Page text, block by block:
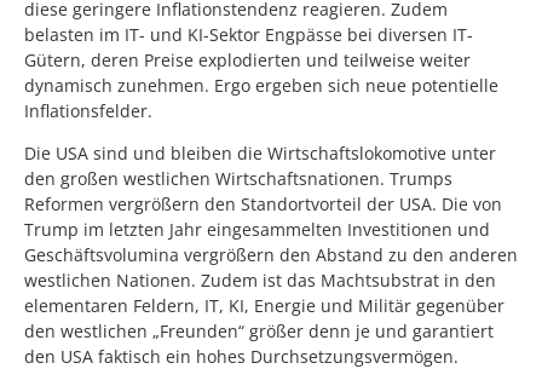
diese geringere Inflationstendenz reagieren. Zudem
belasten im IT- und KI-Sektor Engpässe bei diversen IT-
Gütern, deren Preise explodierten und teilweise weiter
dynamisch zunehmen. Ergo ergeben sich neue potentielle
Inflationsfelder.
Die USA sind und bleiben die Wirtschaftslokomotive unter
den großen westlichen Wirtschaftsnationen. Trumps
Reformen vergrößern den Standortvorteil der USA. Die von
Trump im letzten Jahr eingesammelten Investitionen und
Geschäftsvolumina vergrößern den Abstand zu den anderen
westlichen Nationen. Zudem ist das Machtsubstrat in den
elementaren Feldern, IT, KI, Energie und Militär gegenüber
den westlichen „Freunden“ größer denn je und garantiert
den USA faktisch ein hohes Durchsetzungsvermögen.